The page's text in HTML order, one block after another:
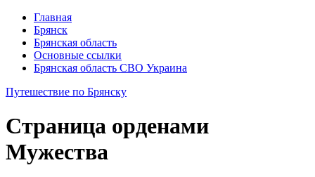
Главная
Брянск
Брянская область
Основные ссылки
Брянская область СВО Украина
Путешествие по Брянску
Страница орденами
Мужества